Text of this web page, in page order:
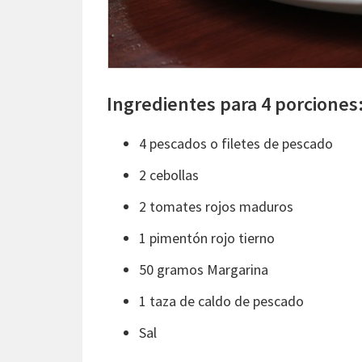
Ingredientes para 4
4 pescados o filetes de pescado
2 cebollas
2 tomates rojos maduros
1 pimentón rojo tierno
50 gramos Margarina
1 taza de caldo de pescado
Sal